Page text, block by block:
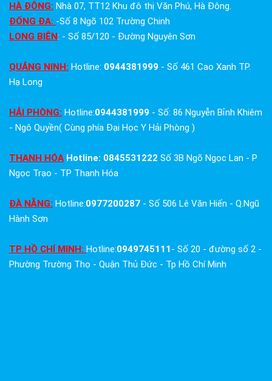
HÀ ĐÔNG: Nhà 07, TT12 Khu đô thị Văn Phú, Hà Đông.
ĐỐNG ĐA: -Số 8 Ngõ 102 Trường Chinh
LONG BIÊN: - Số 85/120 - Đường Nguyên Sơn
QUẢNG NINH: Hotline: 0944381999 - Số 461 Cao Xanh TP.
Hạ Long
HẢI PHÒNG: Hotline:0944381999 - Số: 86 Nguyễn Bỉnh Khiêm
- Ngô Quyền( Cùng phía Đại Học Y Hải Phòng )
THANH HÓA Hotline: 0845531222 Số 3B Ngõ Ngọc Lan - P
Ngọc Trạo - TP Thanh Hóa
ĐÀ NẴNG: Hotline:0977200287 - Số 506 Lê Văn Hiến - Q.Ngũ
Hành Sơn
TP HỒ CHÍ MINH: Hotline:0949745111- Số 20 - đường số 2 -
Phường Trường Thọ - Quận Thủ Đức - Tp Hồ Chí Minh